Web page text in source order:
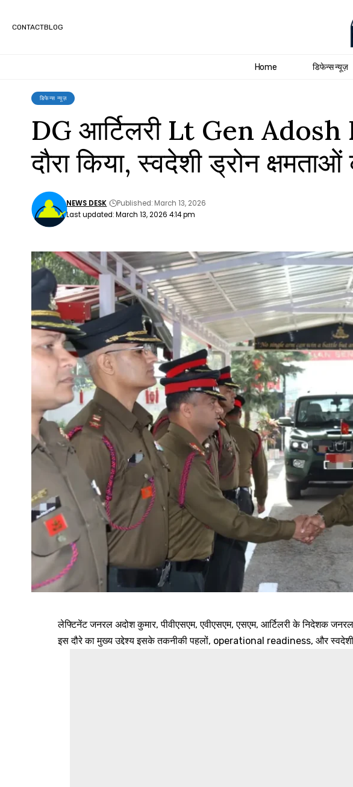
CONTACTBLOG
Home डिफेन्स न्यूज़
डिफेन्स न्यूज़
DG आर्टिलरी Lt Gen
दौरा किया, स्वदेशी ड्रोन क्षमताओं
Last updated: March 13, 2026 4:14 pm
NEWS DESK Published: March 13, 2026
लेफ्टिनेंट जनरल अदोश कुमार, पीवीएसएम, एवीएसएम, एसएम, आर्टिलरी के निदेशक जनरल,
इस दौरे का मुख्य उद्देश्य इसके तकनीकी पहलों, operational readiness, और स्वदेशी